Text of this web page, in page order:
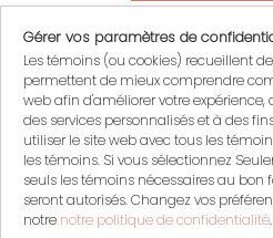
Nous
Mon
Mon
Se
S'inscrire
Gérer vos paramètres de
Les témoins (ou cookies) recueillent
permettent de mieux comprendre
web afin d'améliorer votre expérience,
des services personnalisés et à des
utiliser le site web avec tous les
les témoins. Si vous sélectionnez
seuls les témoins nécessaires au
seront autorisés. Changez vos
notre notre politique de confidentialité.